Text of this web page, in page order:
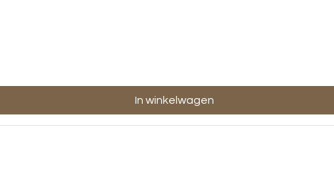
In winkelwagen